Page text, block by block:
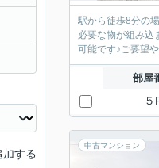
駅から徒歩8分の
必要な物が組み込
可能です♪ご要望
部屋
５
中古マンション
加する